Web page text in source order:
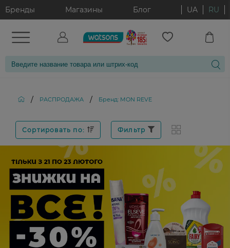
Бренды Магазины Блог UA RU
/ РАСПРОДАЖА / Бренд: MON REVE
Сортировать по: Фильтр